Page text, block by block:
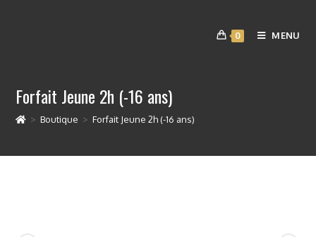
0 MENU
Forfait Jeune 2h (-16 ans)
> Boutique > Forfait Jeune 2h (-16 ans)